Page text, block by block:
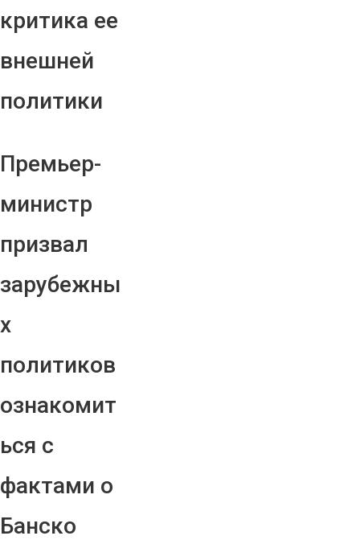
критика ее
внешней
политики
Премьер-
министр
призвал
зарубежны
х
политиков
ознакомит
ься с
фактами о
Банско